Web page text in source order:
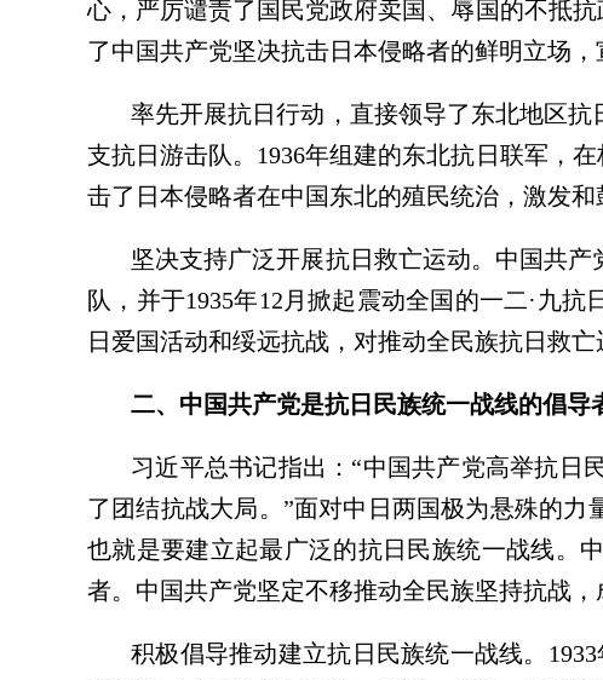
心，严厉谴责了国民党政府卖国、辱国的不抵
了中国共产党坚决抗击日本侵略者的鲜明立场
率先开展抗日行动，直接领导了东北地区
支抗日游击队。1936年组建的东北抗日联军，
击了日本侵略者在中国东北的殖民统治，激发
坚决支持广泛开展抗日救亡运动。中国共
队，并于1935年12月掀起震动全国的一二·九
日爱国活动和绥远抗战，对推动全民族抗日救
二、中国共产党是抗日民族统一战线的倡
习近平总书记指出：“中国共产党高举抗日
了团结抗战大局。”面对中日两国极为悬殊的力
也就是要建立起最广泛的抗日民族统一战线。
者。中国共产党坚定不移推动全民族坚持抗战
积极倡导推动建立抗日民族统一战线。